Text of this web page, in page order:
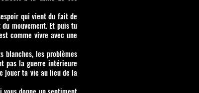
qui vient du fait de
mouvement. Et puis tu
comme vivre avec une
blanches, les problèmes
pas la guerre intérieure
jouer ta vie au lieu de la